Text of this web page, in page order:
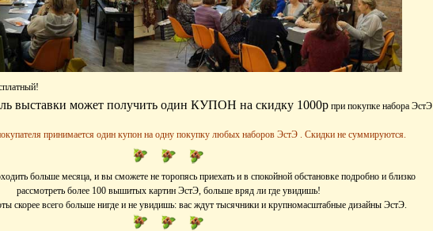
выставки может получить один КУПОН на скидку 1000р при покупке набора ЭстЭ
принимается один купон на одну покупку любых наборов ЭстЭ . Скидки не суммируются.
больше месяца, и вы сможете не торопясь приехать и в спокойной обстановке подробно и близко
рассмотреть более 100 вышитых картин ЭстЭ, больше вряд ли где увидишь!
скорее всего больше нигде и не увидишь: вас ждут тысячники и крупномасштабные дизайны ЭстЭ.